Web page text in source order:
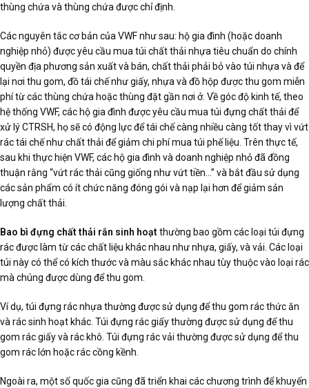
thùng chứa và thùng chứa được chỉ định.
Các nguyên tắc cơ bản của VWF như sau: hộ gia đình (hoặc doanh
nghiệp nhỏ) được yêu cầu mua túi chất thải nhựa tiêu chuẩn do chính
quyền địa phương sản xuất và bán, chất thải phải bỏ vào túi nhựa và để
lại nơi thu gom, đồ tái chế như giấy, nhựa và đồ hộp được thu gom miễn
phí từ các thùng chứa hoặc thùng đặt gần nơi ở. Về góc độ kinh tế, theo
hệ thống VWF, các hộ gia đình được yêu cầu mua túi đựng chất thải để
xử lý CTRSH, họ sẽ có động lực để tái chế càng nhiều càng tốt thay vì vứt
rác tái chế như chất thải để giảm chi phí mua túi phế liệu. Trên thực tế,
sau khi thực hiện VWF, các hộ gia đình và doanh nghiệp nhỏ đã đồng
thuận rằng “vứt rác thải cũng giống như vứt tiền…” và bắt đầu sử dụng
các sản phẩm có ít chức năng đóng gói và nạp lại hơn để giảm sản
lượng chất thải.
Bao bì đựng chất thải rắn sinh hoạtthường bao gồm các loại túi đựng
rác được làm từ các chất liệu khác nhau như nhựa, giấy, và vải. Các loại
túi này có thể có kích thước và màu sắc khác nhau tùy thuộc vào loại rác
mà chúng được dùng để thu gom.
Ví dụ, túi đựng rác nhựa thường được sử dụng để thu gom rác thức ăn
và rác sinh hoạt khác. Túi đựng rác giấy thường được sử dụng để thu
gom rác giấy và rác khô. Túi đựng rác vải thường được sử dụng để thu
gom rác lớn hoặc rác cồng kềnh.
Ngoài ra, một số quốc gia cũng đã triển khai các chương trình để khuyến